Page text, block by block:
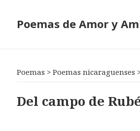
Poemas de Amor y
Poemas >Poemas nicaraguenses
Del campo de